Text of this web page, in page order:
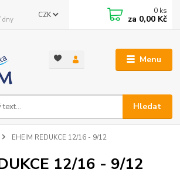
Menu
CZK
Hledat
dny
0 ks
za 0,00 Kč
EHEIM REDUKCE 12/16 - 9/12
12/16 - 9/12